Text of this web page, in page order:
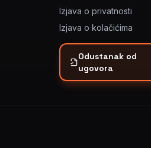
Izjava o privatnosti
Izjava o kolačićima
Odustanak od
ugovora